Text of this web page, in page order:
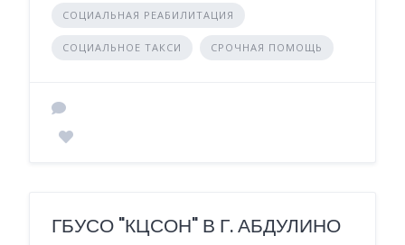
СОЦИАЛЬНАЯ РЕАБИЛИТАЦИЯ
СОЦИАЛЬНОЕ ТАКСИ СРОЧНАЯ ПОМОЩЬ
ГБУСО "КЦСОН" В Г. АБДУЛИНО